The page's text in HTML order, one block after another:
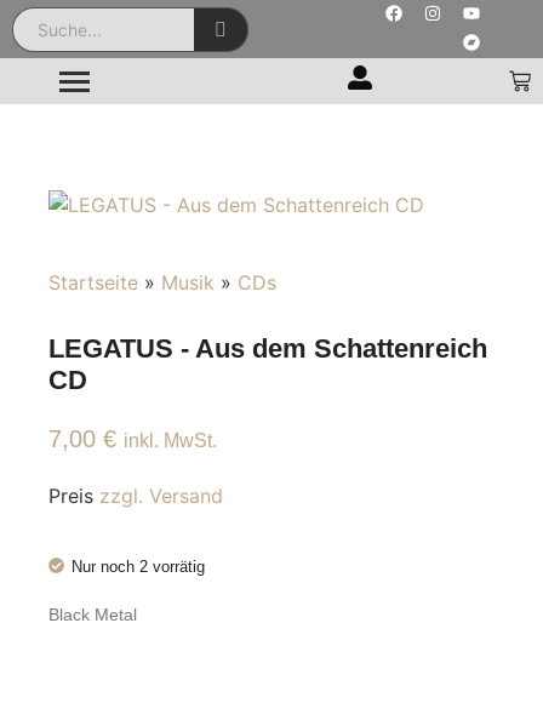
Startseite » Musik » CDs
LEGATUS - Aus dem Schattenreich
CD
7,00 € inkl. MwSt.
Preis zzgl. Versand
Nur noch 2 vorrätig
Black Metal